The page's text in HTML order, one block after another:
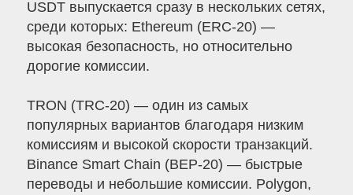
USDT выпускается сразу в нескольких сетях,
среди которых: Ethereum (ERC-20) —
высокая безопасность, но относительно
дорогие комиссии.
TRON (TRC-20) — один из самых
популярных вариантов благодаря низким
комиссиям и высокой скорости транзакций.
Binance Smart Chain (BEP-20) — быстрые
переводы и небольшие комиссии. Polygon,